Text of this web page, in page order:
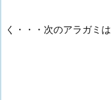
く・・・次のアラガミは